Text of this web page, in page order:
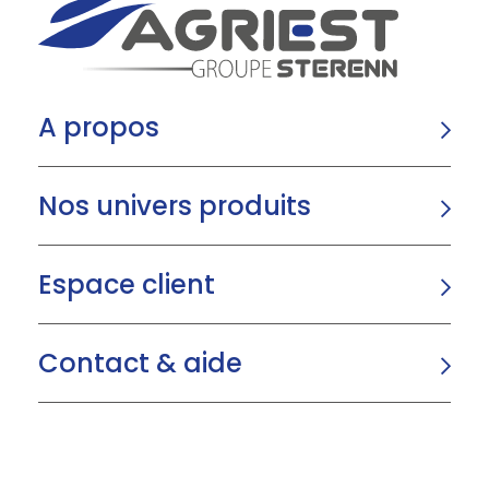
A propos
Nos univers produits
Espace client
Contact & aide